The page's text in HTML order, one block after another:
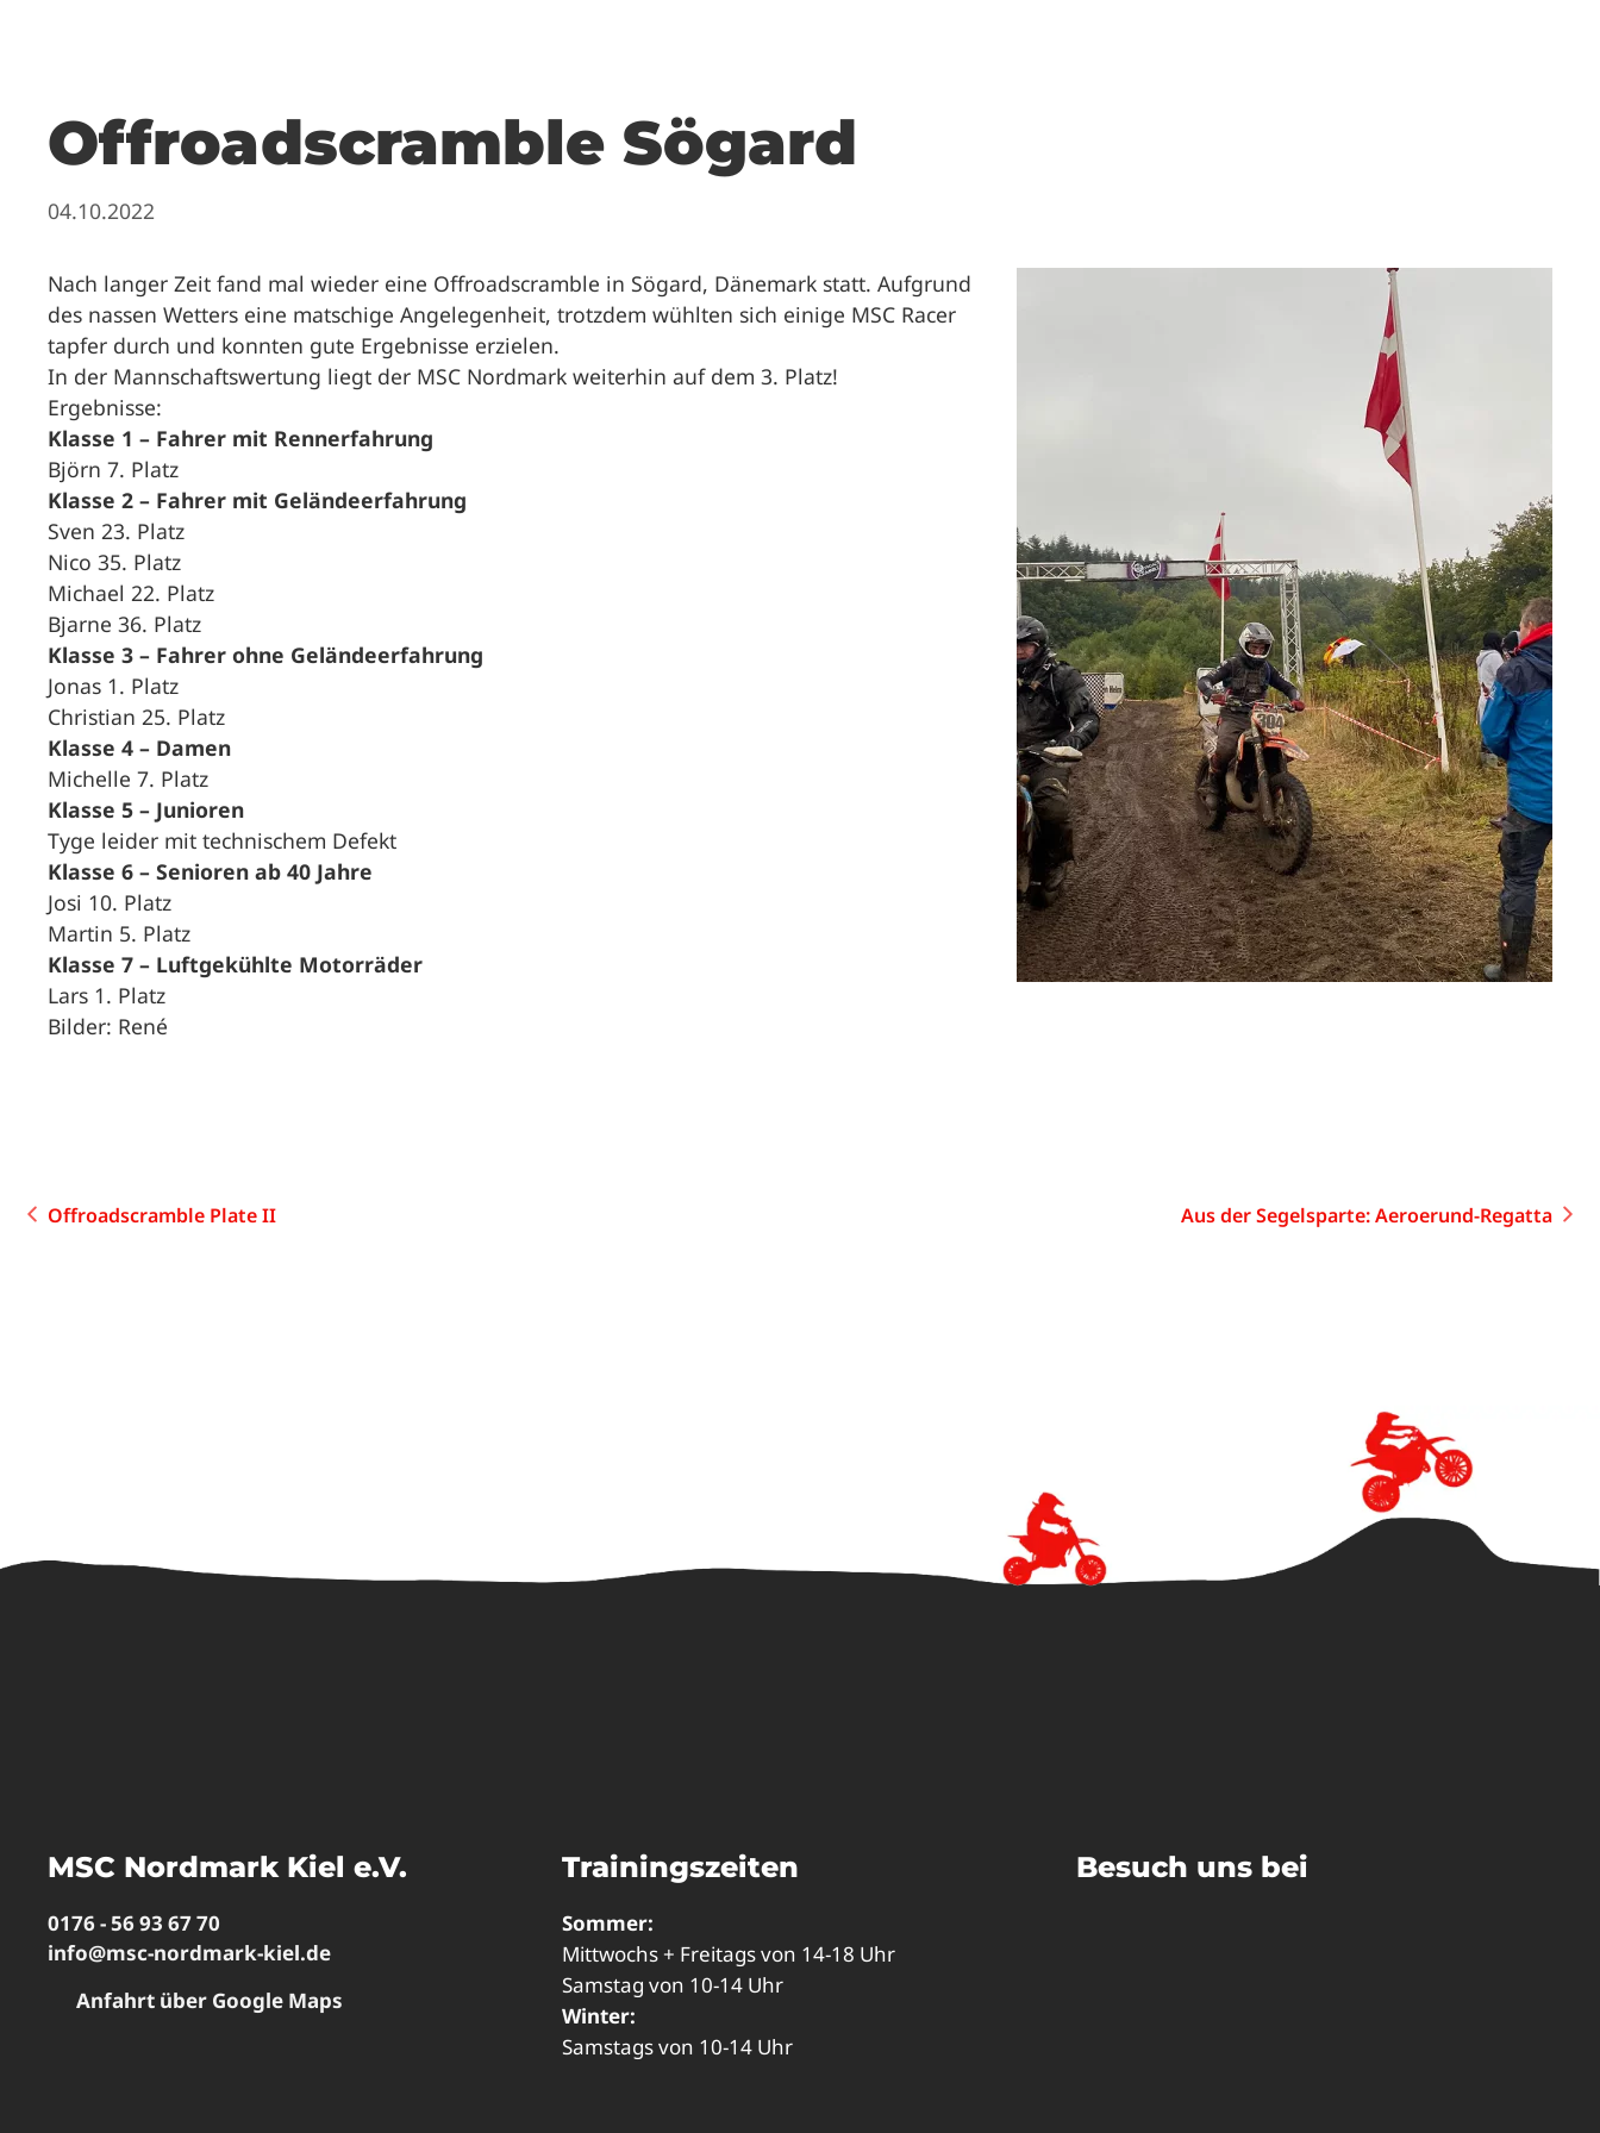
Offroadscramble Sögard
04.10.2022
Nach langer Zeit fand mal wieder eine Offroadscramble in Sögard, Dänemark statt. Aufgrund
des nassen Wetters eine matschige Angelegenheit, trotzdem wühlten sich einige MSC Racer
tapfer durch und konnten gute Ergebnisse erzielen.
In der Mannschaftswertung liegt der MSC Nordmark weiterhin auf dem 3. Platz!
Ergebnisse:
Klasse 1 – Fahrer mit Rennerfahrung
Björn 7. Platz
Klasse 2 – Fahrer mit Geländeerfahrung
Sven 23. Platz
Nico 35. Platz
Michael 22. Platz
Bjarne 36. Platz
Klasse 3 – Fahrer ohne Geländeerfahrung
Jonas 1. Platz
Christian 25. Platz
Klasse 4 – Damen
Michelle 7. Platz
Klasse 5 – Junioren
Tyge leider mit technischem Defekt
Klasse 6 – Senioren ab 40 Jahre
Josi 10. Platz
Martin 5. Platz
Klasse 7 – Luftgekühlte Motorräder
Lars 1. Platz
Bilder: René
Offroadscramble Plate II Aus der Segelsparte: Aeroerund-Regatta
MSC Nordmark Kiel e.V.
0176 - 56 93 67 70
info@msc-nordmark-kiel.de
Anfahrt über Google Maps
Trainingszeiten
Sommer:
Mittwochs + Freitags von 14-18 Uhr
Samstag von 10-14 Uhr
Winter:
Samstags von 10-14 Uhr
Besuch uns bei